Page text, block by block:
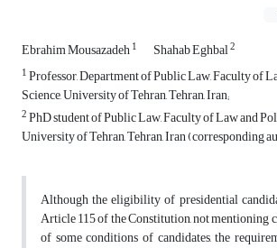
Ebrahim Mousazadeh1 Shahab Eghbal2
1Professor, Department of Public Law, Faculty of
Science, University of Tehran, Tehran, Iran;
2PhD student of Public Law, Faculty of Law and
University of Tehran, Tehran, Iran (corresponding
Although the eligibility of presidential
Article 115 of the Constitution, not mentioning
of some conditions of candidates, the